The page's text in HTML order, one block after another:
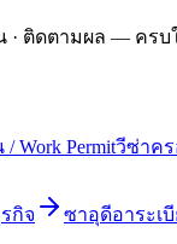
· ติดตามผล — ครบ
Work Permitวีซ่าค
กิจ ซาอุดีอาระเบี